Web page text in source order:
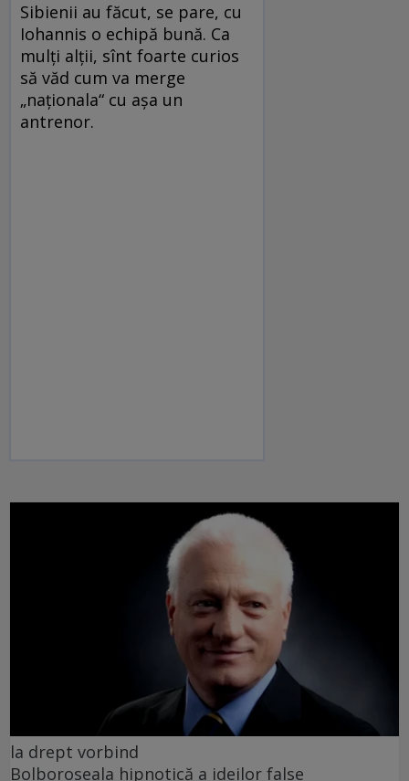
Sibienii au făcut, se pare, cu
Iohannis o echipă bună. Ca
mulţi alţii, sînt foarte curios
să văd cum va merge
„naţionala“ cu aşa un
antrenor.
la drept vorbind
Bolboroseala hipnotică a ideilor false